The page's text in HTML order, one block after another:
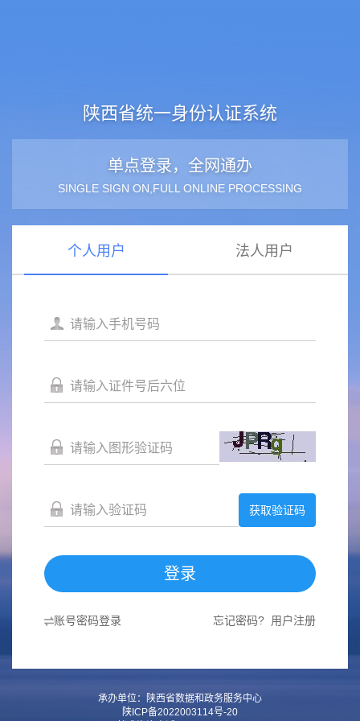
陕西省统一身份认证系统
单点登录，全网通办
SINGLE SIGN ON,FULL ONLINE PROCESSING
个人用户 法人用户
获取验证码
登录
账号密码登录 用户注册
忘记密码?
承办单位：陕西省数据和政务服务中心
陕ICP备2022003114号-20